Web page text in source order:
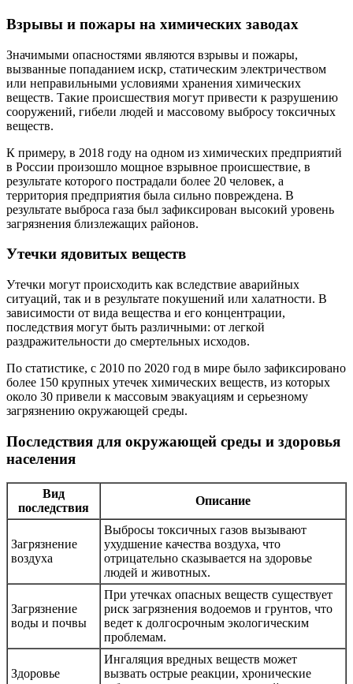
Взрывы и пожары на химических заводах
Значимыми опасностями являются взрывы и пожары,
вызванные попаданием искр, статическим электричеством
или неправильными условиями хранения химических
веществ. Такие происшествия могут привести к разрушению
сооружений, гибели людей и массовому выбросу токсичных
веществ.
К примеру, в 2018 году на одном из химических предприятий
в России произошло мощное взрывное происшествие, в
результате которого пострадали более 20 человек, а
территория предприятия была сильно повреждена. В
результате выброса газа был зафиксирован высокий уровень
загрязнения близлежащих районов.
Утечки ядовитых веществ
Утечки могут происходить как вследствие аварийных
ситуаций, так и в результате покушений или халатности. В
зависимости от вида вещества и его концентрации,
последствия могут быть различными: от легкой
раздражительности до смертельных исходов.
По статистике, с 2010 по 2020 год в мире было зафиксировано
более 150 крупных утечек химических веществ, из которых
около 30 привели к массовым эвакуациям и серьезному
загрязнению окружающей среды.
Последствия для окружающей среды и здоровья
населения
Вид
последствия
Описание
Загрязнение
воздуха
Выбросы токсичных газов вызывают
ухудшение качества воздуха, что
отрицательно сказывается на здоровье
людей и животных.
Загрязнение
воды и почвы
При утечках опасных веществ существует
риск загрязнения водоемов и грунтов, что
ведет к долгосрочным экологическим
проблемам.
Здоровье
Ингаляция вредных веществ может
вызвать острые реакции, хронические